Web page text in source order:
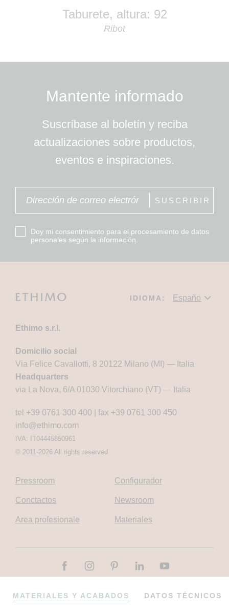
MATERIALES Y ACABADOS DATOS TÉCNICOS
Taburete, altura: 92
Ribot
Mantente informado
Suscríbase al boletín y reciba
actualizaciones sobre productos,
eventos e inspiraciones.
SUSCRIBIR
Doy mi consentimiento para el procesamiento de datos
personales según la información
IDIOMA:
Ethimo s.r.l.
Domicilio social
Via Felice Cavallotti, 8 20122 Milano (MI) — Italia
Headquarters
via La Nova, 6/A 01030 Vitorchiano (VT) — Italia
tel +39 0761 300 400
fax +39 0761 300 450
info@ethimo.com
IVA: IT04445850961
© 2011-2026 All rights reserved
Pressroom Configurador
Conctactos Newsroom
Area profesionale Materiales
Corporate and Social
Responsibility
Cookie
policy
Privacy